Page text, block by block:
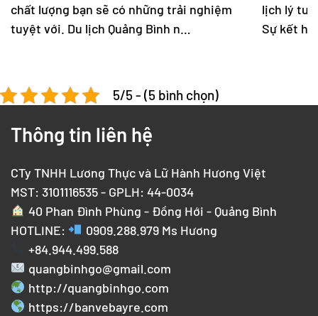
chất lượng bạn sẽ có những trải nghiệm
tuyệt với. Du lịch Quảng Bình n…
lịch lý
Sự kết
5/5 - (5 bình chọn)
Thông tin liên hệ
CTy TNHH Lương Thực và Lữ Hành Hương Việt
MST: 3101116535 - GPLH: 44-0034
40 Phan Đình Phùng - Đồng Hới - Quảng Bình
HOTLINE:
0909.288.979Ms Hương
+84.944.499.588
quangbinhgo@gmail.com
http://quangbinhgo.com
https://banvebayre.com